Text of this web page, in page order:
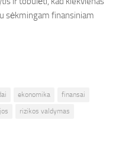
sėkmingam finansiniam
ekonomika
finansai
rizikos valdymas